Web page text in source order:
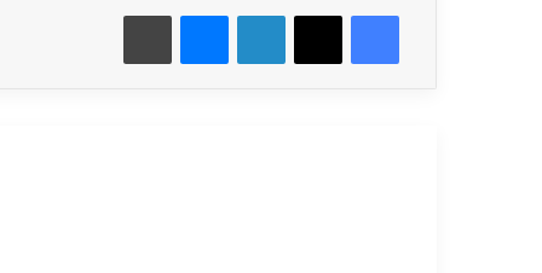
فيسبوك
‫X لينكدإن ماسنجر طباعة